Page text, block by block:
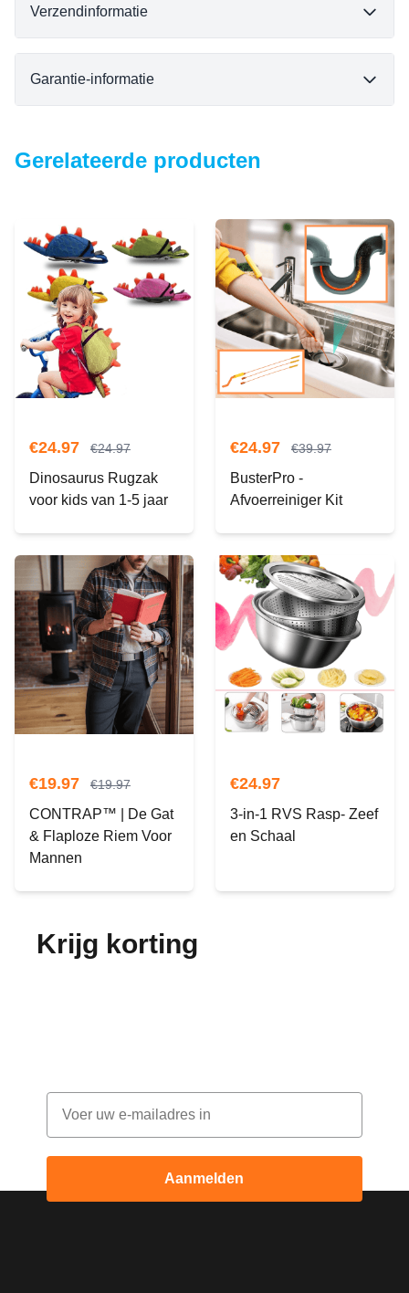
Verzendinformatie
Garantie-informatie
Gerelateerde producten
€24.97 €24.97
Dinosaurus Rugzak
voor kids van 1-5 jaar
€24.97 €39.97
BusterPro -
Afvoerreiniger Kit
€19.97 €19.97
CONTRAP™ | De Gat
& Flaploze Riem Voor
Mannen
€24.97
3-in-1 RVS Rasp- Zeef
en Schaal
Krijg korting
Email
Aanmelden